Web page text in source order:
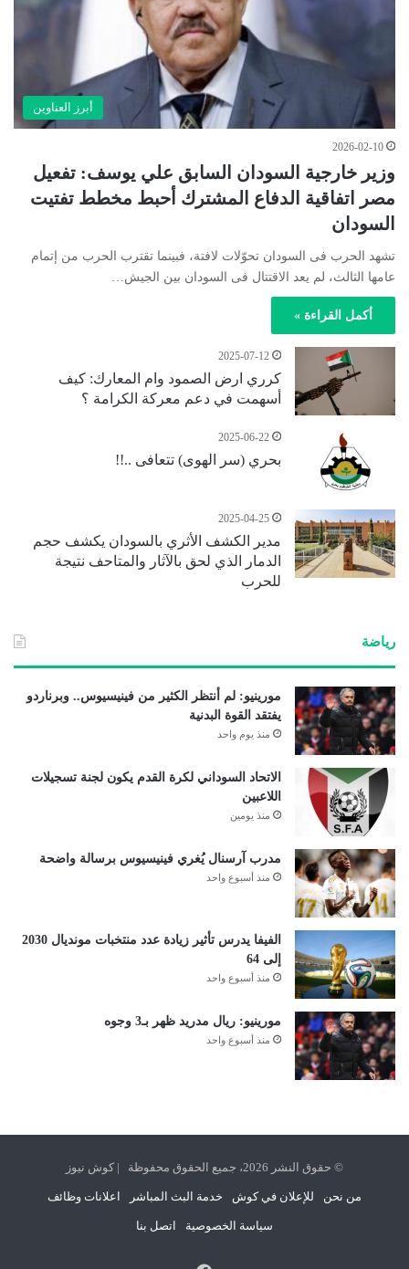
أبرز العناوين
2026-02-10
وزير خارجية السودان السابق علي يوسف: تفعيل
مصر اتفاقية الدفاع المشترك أحبط مخطط تفتيت
السودان
تشهد الحرب فى السودان تحوّلات لافتة، فبينما تقترب الحرب من إتمام
عامها الثالث، لم يعد الاقتتال فى السودان بين الجيش…
أكمل القراءة »
2025-07-12
كرري ارض الصمود وام المعارك: كيف
أسهمت في دعم معركة الكرامة ؟
2025-06-22
بحري (سر الهوى) تتعافى ..!!
2025-04-25
مدير الكشف الأثري بالسودان يكشف حجم
الدمار الذي لحق بالآثار والمتاحف نتيجة
للحرب
رياضة
مورينيو: لم أنتظر الكثير من فينيسيوس.. وبرناردو
يفتقد القوة البدنية
منذ يوم واحد
الاتحاد السوداني لكرة القدم يكون لجنة تسجيلات
اللاعبين
منذ يومين
مدرب آرسنال يُغري فينيسيوس برسالة واضحة
منذ أسبوع واحد
الفيفا يدرس تأثير زيادة عدد منتخبات مونديال 2030
إلى 64
منذ أسبوع واحد
مورينيو: ريال مدريد ظهر بـ3 وجوه
منذ أسبوع واحد
© حقوق النشر 2026، جميع الحقوق محفوظة | كوش نيوز
من نحن للإعلان في كوش خدمة البث المباشر اعلانات وظائف
سياسة الخصوصية اتصل بنا